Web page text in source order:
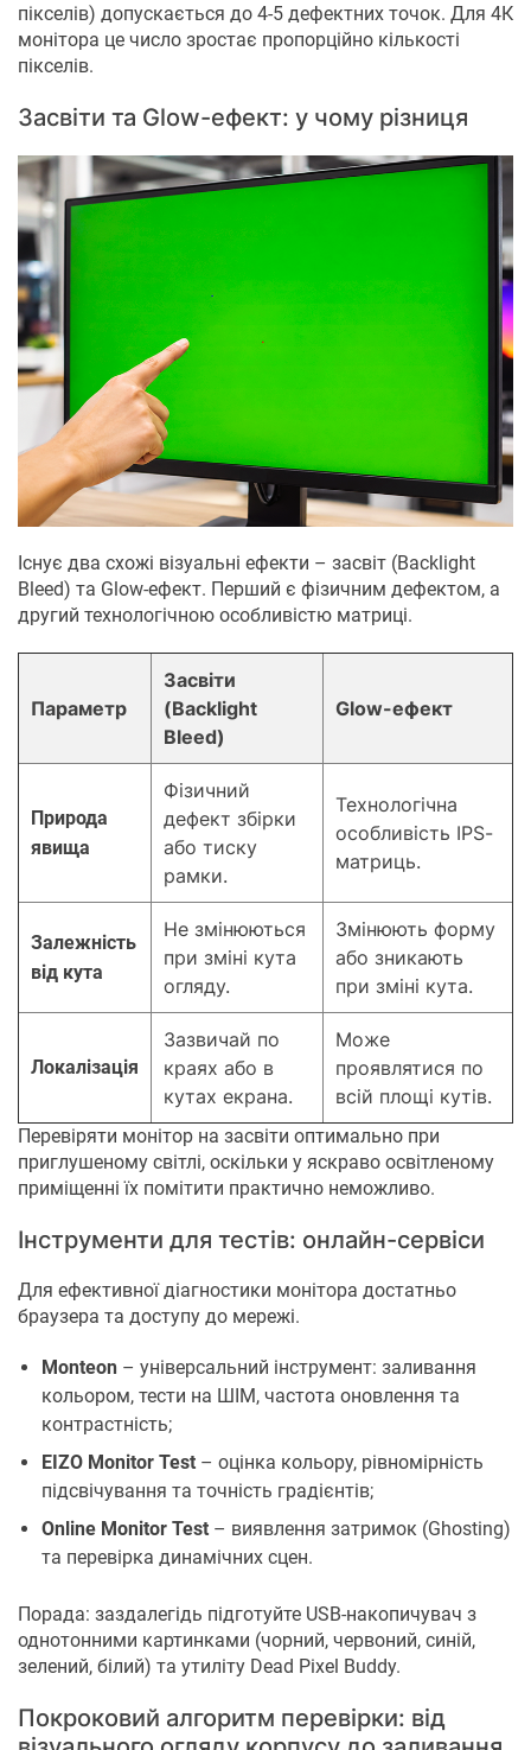
пікселів) допускається до 4-5 дефектних точок. Для 4К
монітора це число зростає пропорційно кількості
пікселів.
Засвіти та Glow-ефект: у чому різниця
Існує два схожі візуальні ефекти – засвіт (Backlight
Bleed) та Glow-ефект. Перший є фізичним дефектом, а
другий технологічною особливістю матриці.
Параметр
Засвіти
(Backlight
Bleed)
Glow-ефект
Природа
явища
Фізичний
дефект збірки
або тиску
рамки.
Технологічна
особливість IPS-
матриць.
Залежність
від кута
Не змінюються
при зміні кута
огляду.
Змінюють форму
або зникають
при зміні кута.
Локалізація
Зазвичай по
краях або в
кутах екрана.
Може
проявлятися по
всій площі кутів.
Перевіряти монітор на засвіти оптимально при
приглушеному світлі, оскільки у яскраво освітленому
приміщенні їх помітити практично неможливо.
Інструменти для тестів: онлайн-сервіси
Для ефективної діагностики монітора достатньо
браузера та доступу до мережі.
Monteon – універсальний інструмент: заливання
кольором, тести на ШІМ, частота оновлення та
контрастність;
EIZO Monitor Test – оцінка кольору, рівномірність
підсвічування та точність градієнтів;
Online Monitor Test – виявлення затримок (Ghosting)
та перевірка динамічних сцен.
Порада: заздалегідь підготуйте USB-накопичувач з
однотонними картинками (чорний, червоний, синій,
зелений, білий) та утиліту Dead Pixel Buddy.
Покроковий алгоритм перевірки: від